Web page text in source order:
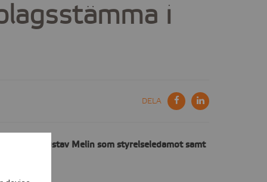
i
DELA
Gustav Melin som styrelseledamot samt